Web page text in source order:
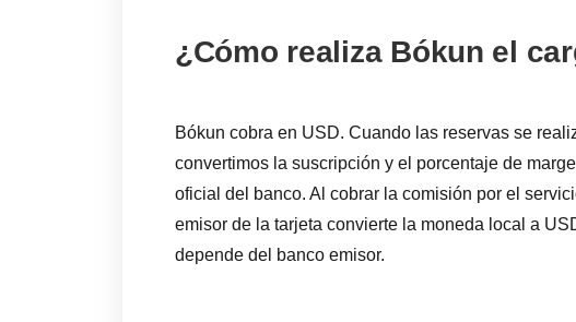
¿Cómo realiza Bókun el
Bókun cobra en USD. Cuando las reservas se
convertimos la suscripción y el porcentaje de
oficial del banco. Al cobrar la comisión por el
emisor de la tarjeta convierte la moneda local a
depende del banco emisor.